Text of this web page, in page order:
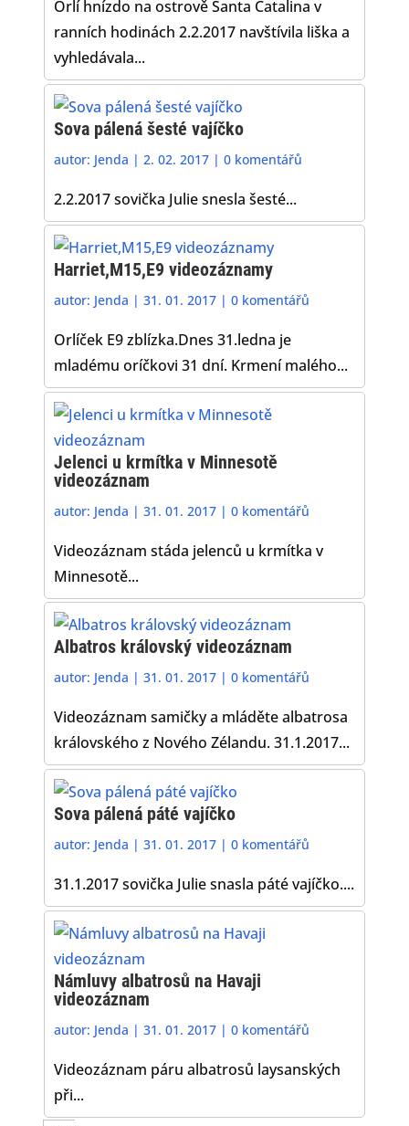
Orlí hnízdo na ostrově Santa Catalina v
ranních hodinách 2.2.2017 navštívila liška a
vyhledávala...
Sova pálená šesté vajíčko
autor: Jenda | 2. 02. 2017 |0 komentářů
2.2.2017 sovička Julie snesla šesté...
Harriet,M15,E9 videozáznamy
autor: Jenda |31. 01. 2017 |0 komentářů
Orlíček E9 zblízka.Dnes 31.ledna je
mladému oríčkovi 31 dní. Krmení malého...
Jelenci u krmítka v Minnesotě
videozáznam
autor: Jenda |31. 01. 2017 |0 komentářů
Videozáznam stáda jelenců u krmítka v
Minnesotě...
Albatros královský videozáznam
autor: Jenda |31. 01. 2017 |0 komentářů
Videozáznam samičky a mláděte albatrosa
královského z Nového Zélandu. 31.1.2017...
Sova pálená páté vajíčko
autor: Jenda |31. 01. 2017 |0 komentářů
31.1.2017 sovička Julie snasla páté vajíčko....
Námluvy albatrosů na Havaji
videozáznam
autor: Jenda |31. 01. 2017 |0 komentářů
Videozáznam páru albatrosů laysanských
při...